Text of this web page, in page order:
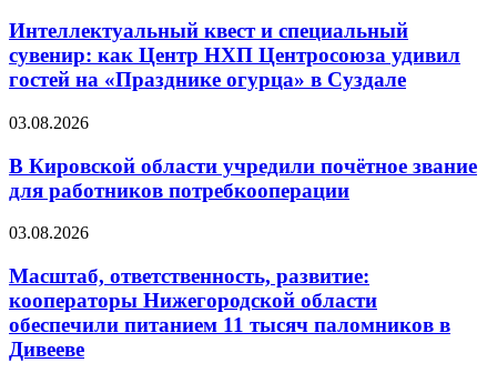
Интеллектуальный квест и специальный
сувенир: как Центр НХП Центросоюза удивил
гостей на «Празднике огурца» в Суздале
03.08.2026
В Кировской области учредили почётное звание
для работников потребкооперации
03.08.2026
Масштаб, ответственность, развитие:
кооператоры Нижегородской области
обеспечили питанием 11 тысяч паломников в
Дивееве